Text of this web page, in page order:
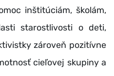
inštitúciám, školám,
starostlivosti o deti,
zároveň pozitívne
cieľovej skupiny a